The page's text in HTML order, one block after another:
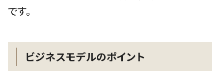
です。
ビジネスモデルのポイント